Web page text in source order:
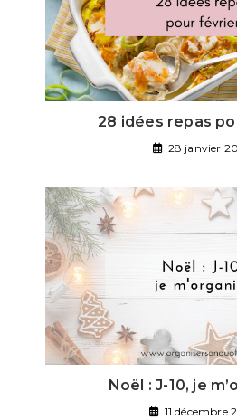
28 idées repas
28 janvier
Noël : J-10, je
11 décembre